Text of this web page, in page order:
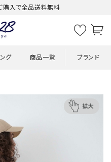
購入で全品送料無料
グ 商品一覧 ブランド